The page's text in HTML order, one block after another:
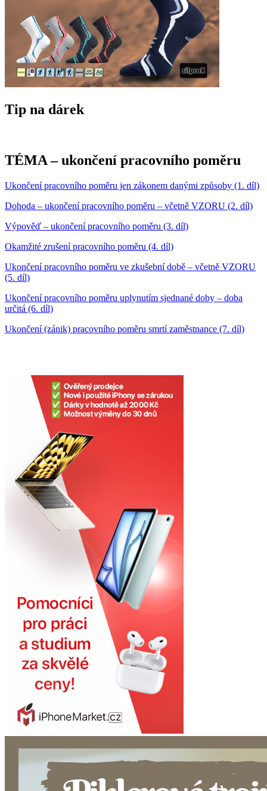
Tip na dárek
TÉMA – ukončení pracovního poměru
Ukončení pracovního poměru jen zákonem danými způsoby (1. díl)
Dohoda – ukončení pracovního poměru – včetně VZORU (2. díl)
Výpověď – ukončení pracovního poměru (3. díl)
Okamžité zrušení pracovního poměru (4. díl)
Ukončení pracovního poměru ve zkušební době – včetně VZORU
(5. díl)
Ukončení pracovního poměru uplynutím sjednané doby – doba
určitá (6. díl)
Ukončení (zánik) pracovního poměru smrtí zaměstnance (7. díl)